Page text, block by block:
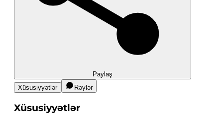
Paylaş
Xüsusiyyətlər
Rəylər
Xüsusiyyətlər